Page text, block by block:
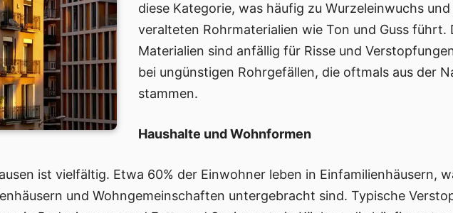
diese Kategorie, was häufig zu Wurzeleinwuchs
veralteten Rohrmaterialien wie Ton und Guss führt.
Materialien sind anfällig für Risse und
bei ungünstigen Rohrgefällen, die oftmals aus der
stammen.
Haushalte und Wohnformen
ist vielfältig. Etwa 60% der Einwohner leben in Einfamilienhäusern,
und Wohngemeinschaften untergebracht sind. Typische